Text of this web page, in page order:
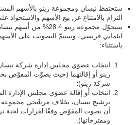
التزام بالامتناع عن بيع الأسهم والاستحواذ
ستحوّل مجموعة رينو 28.4%
اتئماني فرنسي، وسيتمّ التصويت على الأسهم
باستثناء:
انتخاب عضوَي مجلس إدارة شركة
رينو أو إقالتهما (حيث يصوّت المفوّض
شركة رينو)؛
انتخاب أو إقالة عضوَي مجلس الإدارة
ترشيح نيسان، بخلاف مرشّحي
أن يصوت المفوّض وفقًا لقرارات لجنة
ومقترحاتها).